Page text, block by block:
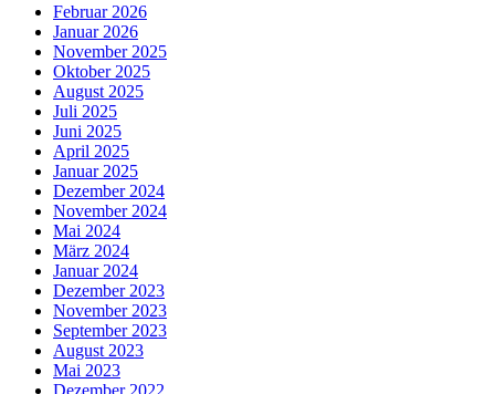
Februar 2026
Januar 2026
November 2025
Oktober 2025
August 2025
Juli 2025
Juni 2025
April 2025
Januar 2025
Dezember 2024
November 2024
Mai 2024
März 2024
Januar 2024
Dezember 2023
November 2023
September 2023
August 2023
Mai 2023
Dezember 2022